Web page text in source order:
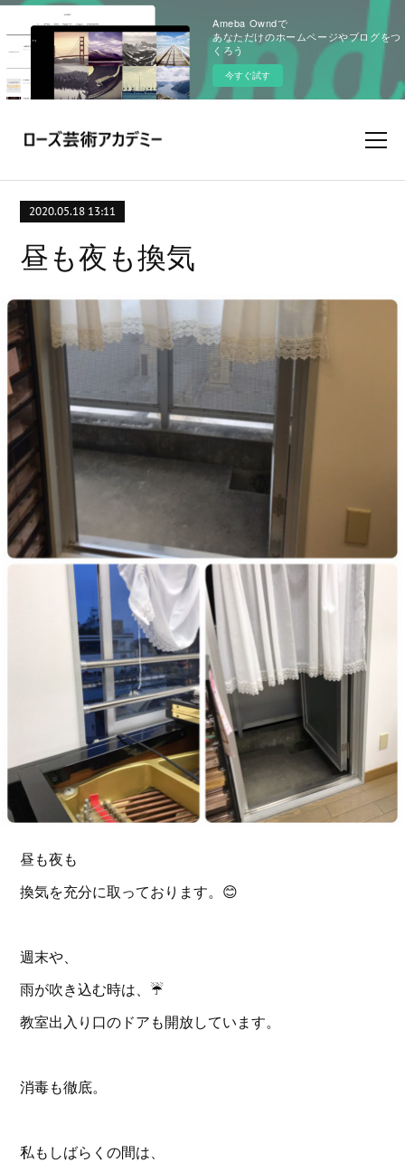
Ameba Owndで
あなただけのホームページやブログをつ
くろう
今すぐ試す
2020.05.18 13:11
昼も夜も換気
昼も夜も
換気を充分に取っております。😊
週末や、
雨が吹き込む時は、☔️
教室出入り口のドアも開放しています。
消毒も徹底。
私もしばらくの間は、